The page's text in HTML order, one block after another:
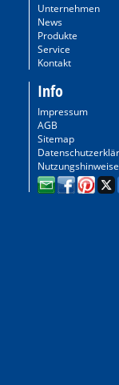
Unternehmen
News
Produkte
Service
Kontakt
Info
Impressum
AGB
Sitemap
Nutzungshinweise